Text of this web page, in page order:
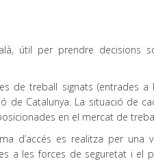
útil per prendre decisions
de treball signats (entrades a
de Catalunya. La situació de
en el mercat de
d’accés es realitza per una
a les forces de seguretat i el